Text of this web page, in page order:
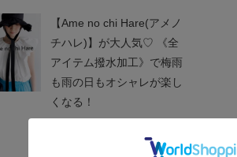
【Ame no chi Hare(アメノ
チハレ)】が大人気♡ 《全
アイテム撥水加工》で梅雨
も雨の日もオシャレが楽し
くなる！